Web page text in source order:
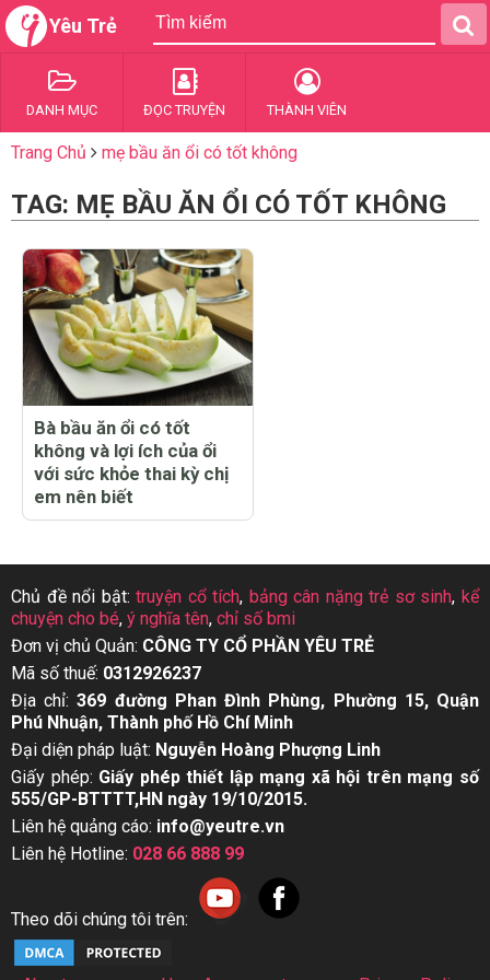
Yêu Trẻ
DANH MỤC ĐỌC TRUYỆN THÀNH VIÊN
Trang Chủ mẹ bầu ăn ổi có tốt không
TAG: MẸ BẦU ĂN ỔI CÓ TỐT KHÔNG
Bà bầu ăn ổi có tốt
không và lợi ích của ổi
với sức khỏe thai kỳ chị
em nên biết
Chủ đề nổi bật:truyện cổ tích, bảng cân nặng trẻ sơ sinh,kể
chuyện cho bé, ý nghĩa tên, chỉ số bmi
Đơn vị chủ Quản: CÔNG TY CỔ PHẦN YÊU TRẺ
Mã số thuế: 0312926237
Địa chỉ:369 đường Phan Đình Phùng, Phường 15, Quận
Phú Nhuận, Thành phố Hồ Chí Minh
Đại diện pháp luật: Nguyễn Hoàng Phượng Linh
Giấy phép: Giấy phép thiết lập mạng xã hội trên mạng số
555/GP-BTTTT,HN ngày 19/10/2015.
Liên hệ quảng cáo: info@yeutre.vn
Liên hệ Hotline: 028 66 888 99
Theo dõi chúng tôi trên: